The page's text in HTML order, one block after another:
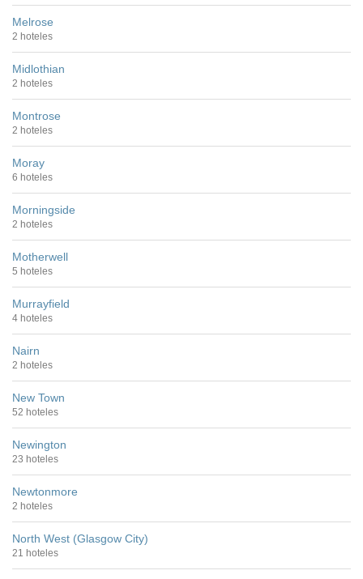
Melrose
2 hoteles
Midlothian
2 hoteles
Montrose
2 hoteles
Moray
6 hoteles
Morningside
2 hoteles
Motherwell
5 hoteles
Murrayfield
4 hoteles
Nairn
2 hoteles
New Town
52 hoteles
Newington
23 hoteles
Newtonmore
2 hoteles
North West (Glasgow City)
21 hoteles